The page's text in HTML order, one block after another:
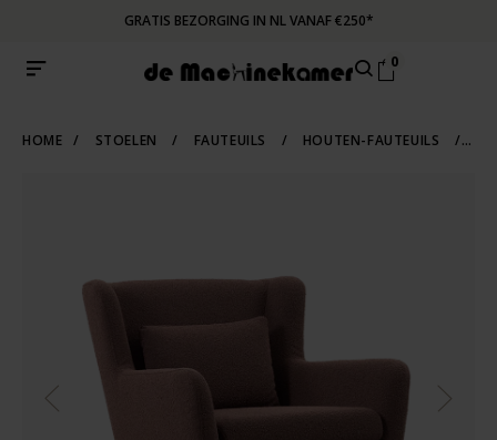
GRATIS BEZORGING IN NL VANAF €250*
0
HOME / STOELEN / FAUTEUILS / HOUTEN-FAUTEUILS /